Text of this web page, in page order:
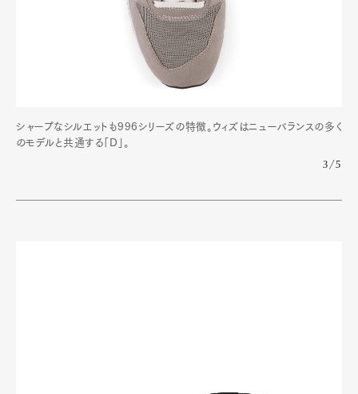
WatchFashion
Gourmet
CultureLifestyle
Contact
シャープなシルエットも996シリーズの特徴。ウィズはニューバランスの多く
のモデルと共通する「D」。
3/5